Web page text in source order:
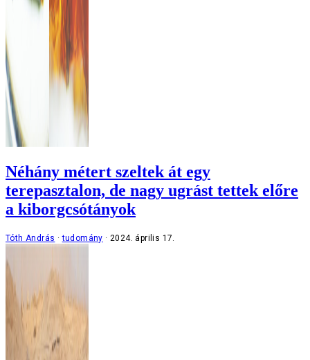
Néhány métert szeltek át egy
terepasztalon, de nagy ugrást tettek előre
a kiborgcsótányok
Tóth András tudomány 2024. április 17.